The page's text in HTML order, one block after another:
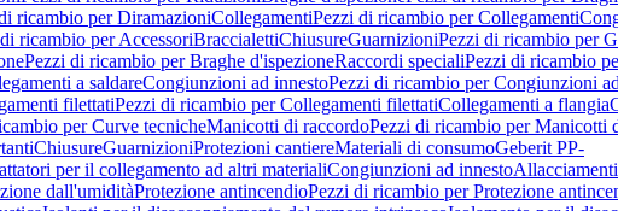
ricambio per DiramazioniCollegamentiPezzi di ricambio per Collegamenti
ricambio per AccessoriBraccialettiChiusureGuarnizioniPezzi di ricambio per
Pezzi di ricambio per Braghe d'ispezioneRaccordi specialiPezzi di ricambio
a saldareCongiunzioni ad innestoPezzi di ricambio per Congiunzioni
filettatiPezzi di ricambio per Collegamenti filettatiCollegamenti a flangia
per Curve tecnicheManicotti di raccordoPezzi di ricambio per Manicotti
ChiusureGuarnizioniProtezioni cantiereMateriali di consumoGeberit PP-
per il collegamento ad altri materialiCongiunzioni ad innesto
dall'umiditàProtezione antincendioPezzi di ricambio per Protezione